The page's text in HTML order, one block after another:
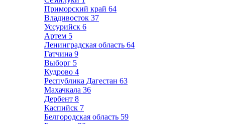
Приморский край 64
Владивосток 37
Уссурийск 6
Артем 5
Ленинградская область 64
Гатчина 9
Выборг 5
Кудрово 4
Республика Дагестан 63
Махачкала 36
Дербент 8
Каспийск 7
Белгородская область 59